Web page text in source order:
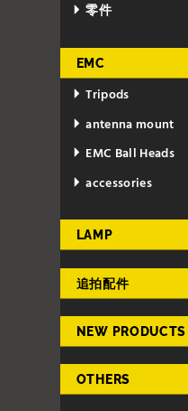
零件
EMC
Tripods
antenna mount
EMC Ball Heads
accessories
LAMP
追拍配件
NEW PRODUCTS
OTHERS